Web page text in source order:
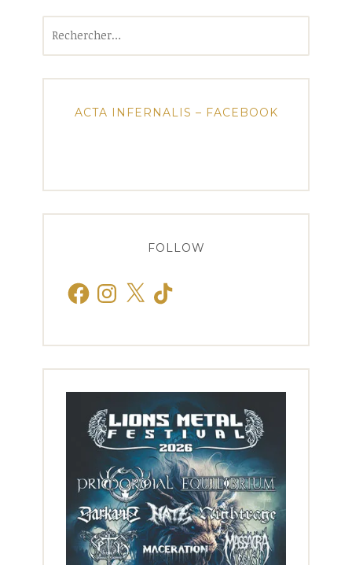
ACTA INFERNALIS – FACEBOOK
FOLLOW
FacebookInstagram
X TikTok